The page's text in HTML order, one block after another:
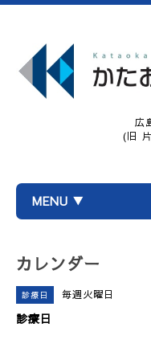
広
(旧
MENU ▼
カレンダー
診療日 毎週火曜日
診療日